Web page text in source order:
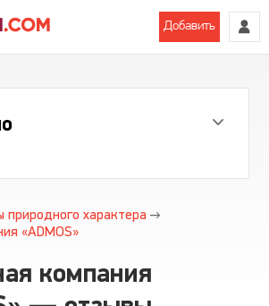
Добавить
природного характера
«ADMOS»
компания